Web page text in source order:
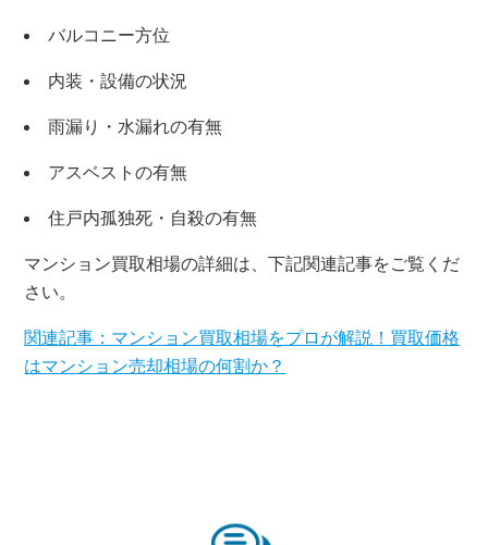
×
無料査定・売却相談
10時～18時/水曜日定休
東京本社 0120-900-881
バルコニー方位
内装・設備の状況
雨漏り・水漏れの有無
アスベストの有無
住戸内孤独死・自殺の有無
マンション買取相場の詳細は、下記関連記事をご覧くだ
さい。
関連記事：マンション買取相場をプロが解説！買取価格
はマンション売却相場の何割か？